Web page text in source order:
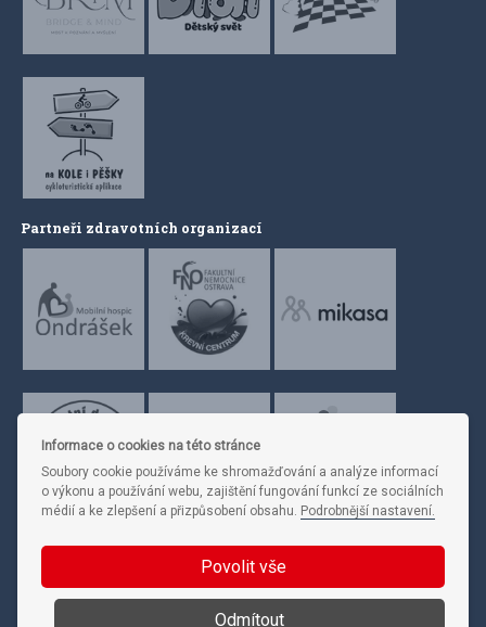
Partneři zdravotních organizací
Informace o cookies na této stránce
Soubory cookie používáme ke shromažďování a analýze informací
o výkonu a používání webu, zajištění fungování funkcí ze sociálních
médií a ke zlepšení a přizpůsobení obsahu. Podrobnější nastavení.
Povolit vše
Odmítout